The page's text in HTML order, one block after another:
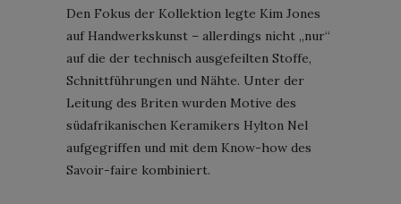
Den Fokus der Kollektion legte Kim Jones
auf Handwerkskunst – allerdings nicht „nur“
auf die der technisch ausgefeilten Stoffe,
Schnittführungen und Nähte. Unter der
Leitung des Briten wurden Motive des
südafrikanischen Keramikers Hylton Nel
aufgegriffen und mit dem Know-how des
Savoir-faire kombiniert.